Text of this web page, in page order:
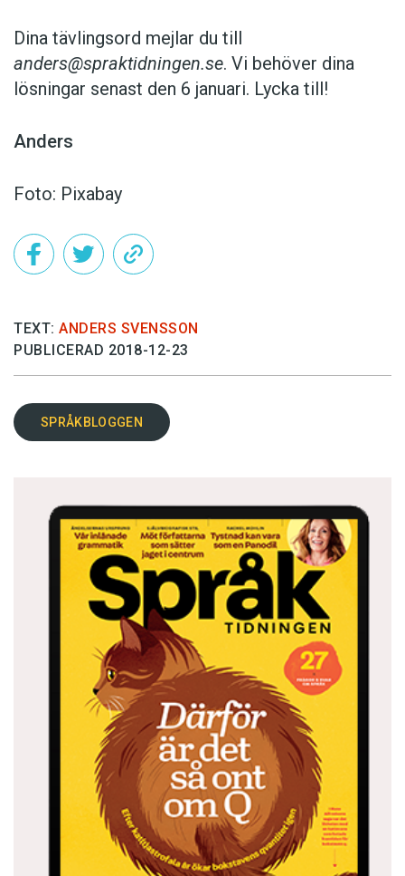
Dina tävlingsord mejlar du till
anders@spraktidningen.se. Vi behöver dina
lösningar senast den 6 januari. Lycka till!
Anders
Foto: Pixabay
TEXT: ANDERS SVENSSON
PUBLICERAD 2018-12-23
SPRÅKBLOGGEN